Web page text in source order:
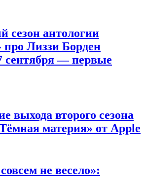
сезон антологии
Лиззи Борден
сентября — первые
выхода второго сезона
материя» от Apple
не весело»: